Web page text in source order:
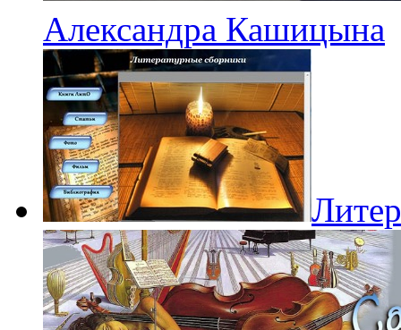
Александра Кашицына